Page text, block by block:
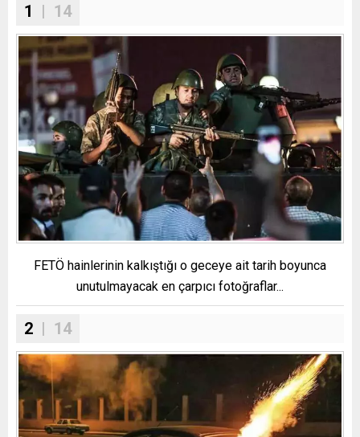
1 | 14
FETÖ hainlerinin kalkıştığı o geceye ait tarih boyunca
unutulmayacak en çarpıcı fotoğraflar...
2 | 14